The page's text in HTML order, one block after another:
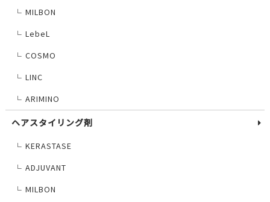
└ MILBON
└ LebeL
└ COSMO
└ LINC
└ ARIMINO
ヘアスタイリング剤
└ KERASTASE
└ ADJUVANT
└ MILBON